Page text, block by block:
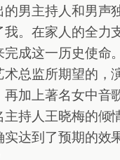
男主持人和男声
。在家人的全力
成这一历史使命
术总监所期望的，
再加上著名女中音
持人王晓梅的倾
达到了预期的效